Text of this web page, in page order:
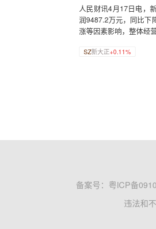
人民财讯4月17日电，
润9487.2万元，同比下
涨等因素影响，整体经
SZ新大正+0.11%
备案号： 粤ICP备
违法和